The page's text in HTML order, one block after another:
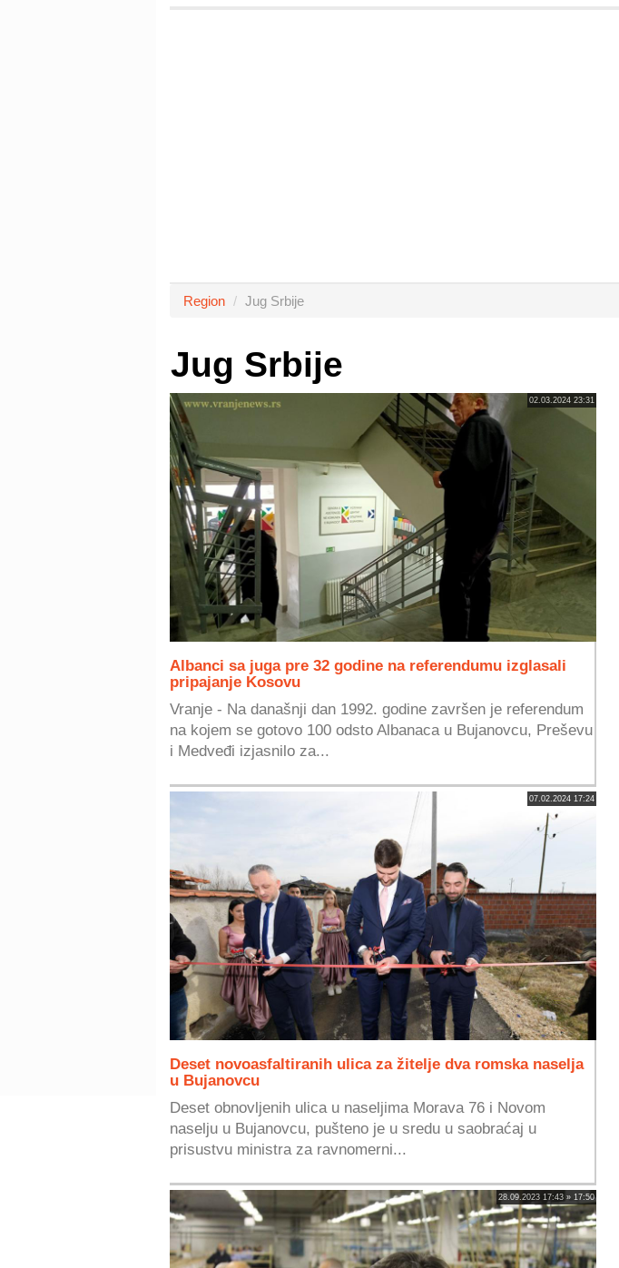
Region Jug Srbije
Jug Srbije
02.03.2024 23:31
Albanci sa juga pre 32 godine na referendumu izglasali
pripajanje Kosovu
Vranje - Na današnji dan 1992. godine završen je referendum
na kojem se gotovo 100 odsto Albanaca u Bujanovcu, Preševu
i Medveđi izjasnilo za...
07.02.2024 17:24
Deset novoasfaltiranih ulica za žitelje dva romska naselja
u Bujanovcu
Deset obnovljenih ulica u naseljima Morava 76 i Novom
naselju u Bujanovcu, pušteno je u sredu u saobraćaj u
prisustvu ministra za ravnomerni...
28.09.2023 17:43 » 17:50